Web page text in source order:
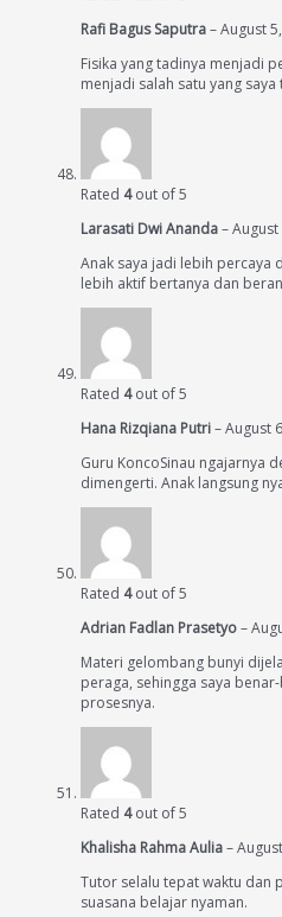
Rafi Bagus Saputra–August
Fisika yang tadinya menjadi
menjadi salah satu yang
Rated 4out of 5
Larasati Dwi Ananda–August
Anak saya jadi lebih percaya
lebih aktif bertanya dan
Rated 4out of 5
Hana Rizqiana Putri–August
Guru KoncoSinau ngajarnya
dimengerti. Anak langsung
Rated 4out of 5
Adrian Fadlan Prasetyo–
Materi gelombang bunyi
peraga, sehingga saya
prosesnya.
Rated 4out of 5
Khalisha Rahma Aulia–
Tutor selalu tepat waktu dan
suasana belajar nyaman.